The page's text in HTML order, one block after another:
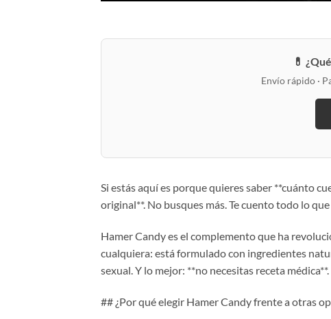
💊
Envío rápido ·
Si estás aquí es porque quieres saber **cuánto
original**. No busques más. Te cuento todo lo
Hamer Candy es el complemento que ha
cualquiera: está formulado con ingredientes
sexual. Y lo mejor: **no necesitas receta médica**.
## ¿Por qué elegir Hamer Candy frente a otras